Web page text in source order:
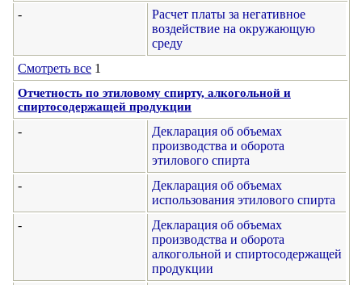
-
Расчет платы за негативное
воздействие на окружающую
среду
Смотреть все 1
Отчетность по этиловому спирту, алкогольной и
спиртосодержащей продукции
-
Декларация об объемах
производства и оборота
этилового спирта
-
Декларация об объемах
использования этилового спирта
-
Декларация об объемах
производства и оборота
алкогольной и спиртосодержащей
продукции